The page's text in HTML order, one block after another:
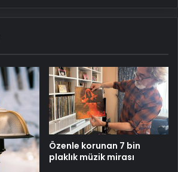
Özenle korunan 7 bin
plaklık müzik mirası